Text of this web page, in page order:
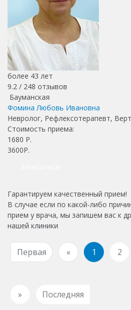
более 43 лет
9.2 / 248 отзывов
Бауманская
Фомина Любовь Ивановна
Невролог, Рефлексотерапевт,
Стоимость приема:
1680 Р.
3600Р.
Гарантируем качественный прием!
В случае если по какой-либо
прием у врача, мы запишем вас к
нашей клиники
Первая « 1 2
» Последняя